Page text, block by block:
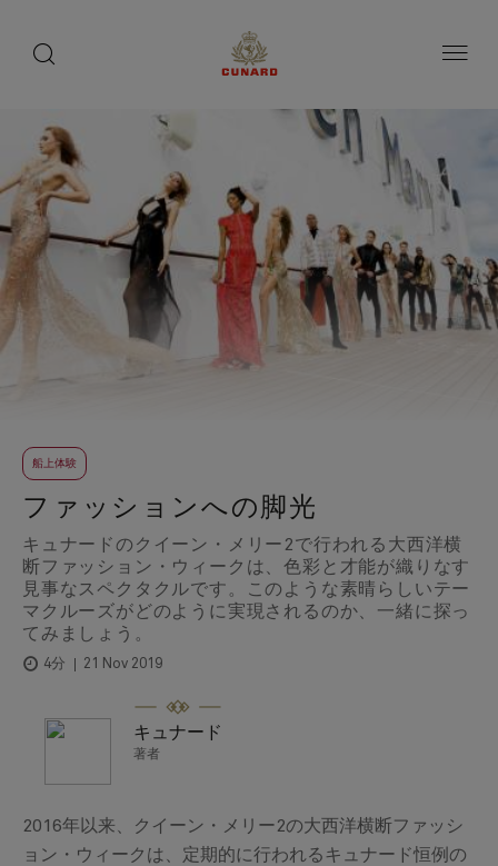
ス
キ
ッ
プ
船上体験
ファッションへの脚光
キュナードのクイーン・メリー2で行われる大西洋横
断ファッション・ウィークは、色彩と才能が織りなす
見事なスペクタクルです。このような素晴らしいテー
マクルーズがどのように実現されるのか、一緒に探っ
てみましょう。
4分 21 Nov 2019
キュナード
著者
2016年以来、クイーン・メリー2の大西洋横断ファッシ
ョン・ウィークは、定期的に行われるキュナード恒例の